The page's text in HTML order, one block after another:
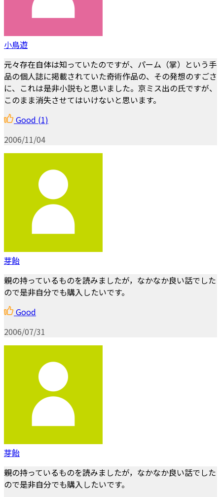
小鳥遊
元々存在自体は知っていたのですが、パーム（掌）という手
品の個人誌に掲載されていた奇術作品の、その発想のすごさ
に、これは是非小説もと思いました。京ミス出の氏ですが、
このまま消失させてはいけないと思います。
Good (1)
2006/11/04
芽飴
親の持っているものを読みましたが，なかなか良い話でした
ので是非自分でも購入したいです。
Good
2006/07/31
芽飴
親の持っているものを読みましたが，なかなか良い話でした
ので是非自分でも購入したいです。